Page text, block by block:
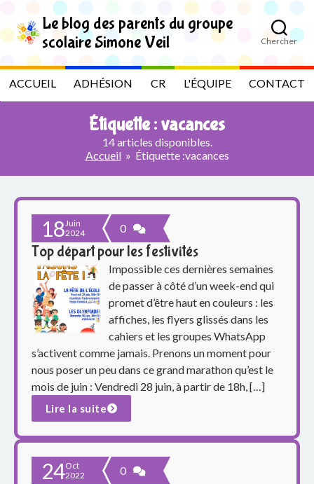
i
p
o
h
e
L
e
o
g
n
Le blog des parents du groupe
scolaire Simone Veil
Chercher
ACCUEIL ADHÉSION CR L'ÉQUIPE CONTACT
Étiquette : vacances
14 articles disponibles.
Accueil » Étiquette :vacances
18Juin
2024
0
Top départ pour les festivités
Impossible ces dernières semaines
de passer à côté d’un week-end qui
promet d’être haut en couleurs : les
affiches, les flyers glissés dans les
cahiers et les groupes WhatsApp
s’activent comme jamais. Prenons un moment pour
nous poser un peu dans ce grand marathon qu’est le
mois de juin : Vendredi 28 juin, à partir de 18h, […]
Lire la suite
24Oct
2022
0